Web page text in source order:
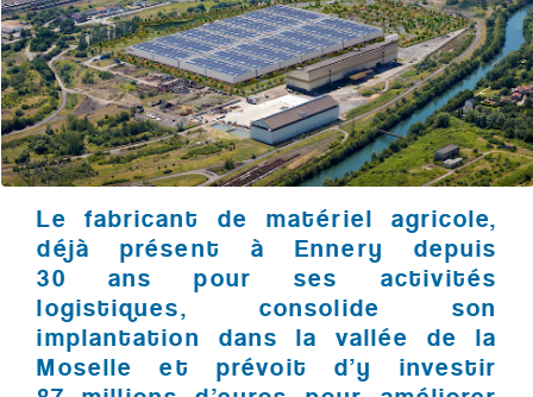
Le fabricant de matériel agricole,
déjà présent à Ennery depuis
30 ans pour ses activités
logistiques, consolide son
implantation dans la vallée de la
Moselle et prévoit d’y investir